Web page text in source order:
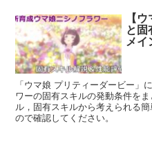
【
と固
メイ
「ウマ娘 プリティーダービー」
ワーの固有スキルの発動条件を
ル，固有スキルから考えられる
ので確認してください。